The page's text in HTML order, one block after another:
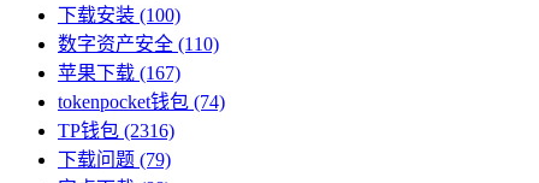
下载安装 (100)
数字资产安全 (110)
苹果下载 (167)
tokenpocket钱包 (74)
TP钱包 (2316)
下载问题 (79)